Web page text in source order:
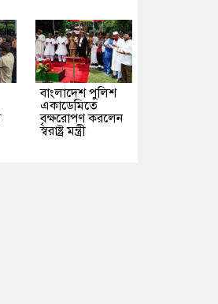
বাংলাদেশ পুলিশ
একাডেমিতে
বৃক্ষরোপণ করলেন
স্বরাষ্ট্র মন্ত্রী